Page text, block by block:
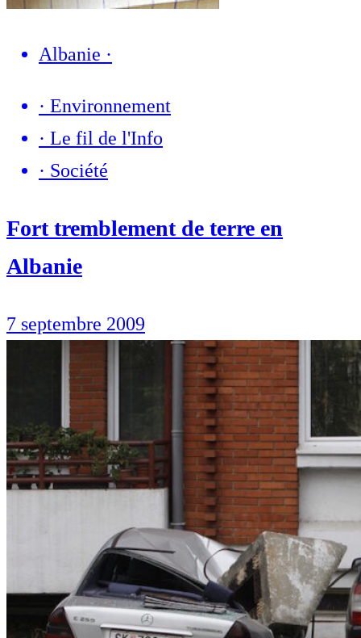
Albanie ·
· Environnement
· Le fil de l'Info
· Société
Fort tremblement de terre en
Albanie
7 septembre 2009